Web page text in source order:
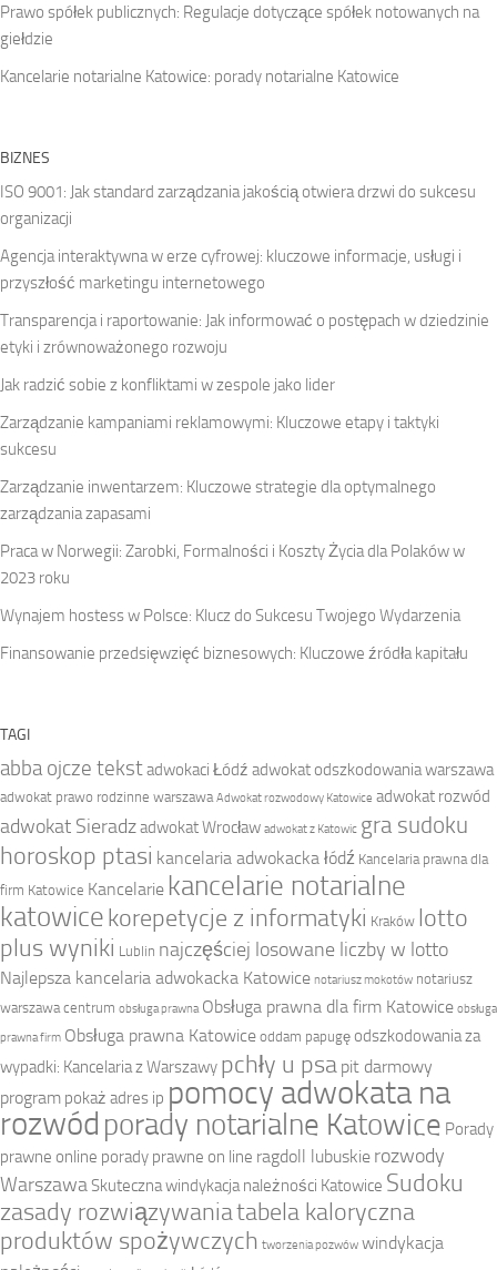
Prawo spółek publicznych: Regulacje dotyczące spółek notowanych na
giełdzie
Kancelarie notarialne Katowice: porady notarialne Katowice
BIZNES
ISO 9001: Jak standard zarządzania jakością otwiera drzwi do sukcesu
organizacji
Agencja interaktywna w erze cyfrowej: kluczowe informacje, usługi i
przyszłość marketingu internetowego
Transparencja i raportowanie: Jak informować o postępach w dziedzinie
etyki i zrównoważonego rozwoju
Jak radzić sobie z konfliktami w zespole jako lider
Zarządzanie kampaniami reklamowymi: Kluczowe etapy i taktyki
sukcesu
Zarządzanie inwentarzem: Kluczowe strategie dla optymalnego
zarządzania zapasami
Praca w Norwegii: Zarobki, Formalności i Koszty Życia dla Polaków w
2023 roku
Wynajem hostess w Polsce: Klucz do Sukcesu Twojego Wydarzenia
Finansowanie przedsięwzięć biznesowych: Kluczowe źródła kapitału
TAGI
abba ojcze tekstadwokaci Łódź adwokat odszkodowania warszawa
adwokat prawo rodzinne warszawa Adwokat rozwodowy Katowice adwokat rozwód
adwokat Sieradzadwokat Wrocław adwokat z Katowic gra sudoku
horoskop ptasi kancelaria adwokacka łódź Kancelaria prawna dla
firm Katowice Kancelarie kancelarie notarialne
katowicekorepetycje z informatyki Kraków lotto
plus wyniki Lublin najczęściej losowane liczby w lotto
Najlepsza kancelaria adwokacka Katowice notariusz mokotów notariusz
warszawa centrum obsługa prawna Obsługa prawna dla firm Katowice obsługa
prawna firm Obsługa prawna Katowice oddam papugę odszkodowania za
wypadki: Kancelaria z Warszawy pchły u psa pit darmowy
program pokaż adres ip pomocy adwokata na
rozwód porady notarialne Katowice Porady
prawne online porady prawne on line ragdoll lubuskie rozwody
Warszawa Skuteczna windykacja należności Katowice Sudoku
zasady rozwiązywaniatabela kaloryczna
produktów spożywczych tworzenia pozwów windykacja